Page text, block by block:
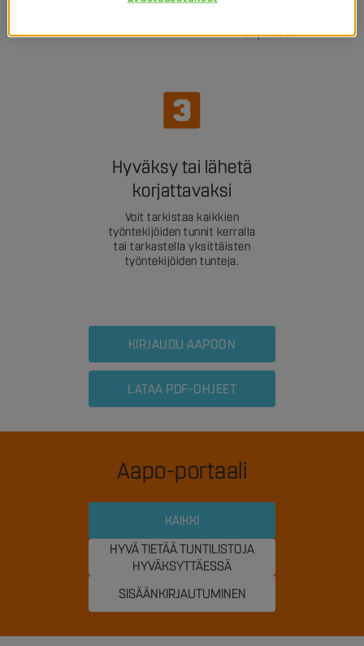
täyttämiä työaikaraportteja
näkymässä
Hyväksy tai lähetä
korjattavaksi
Voit tarkistaa kaikkien
työntekijöiden tunnit kerralla
tai tarkastella yksittäisten
työntekijöiden tunteja.
KIRJAUDU AAPOON
LATAA PDF-OHJEET
Aapo-portaali
KAIKKI
HYVÄ TIETÄÄ TUNTILISTOJA
HYVÄKSYTTÄESSÄ
SISÄÄNKIRJAUTUMINEN